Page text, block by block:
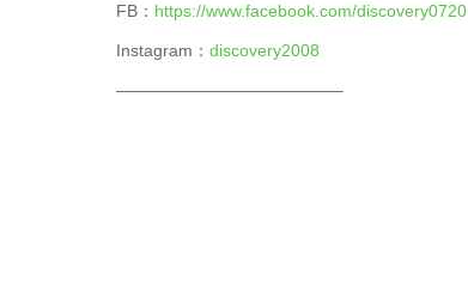
FB： https://www.facebook.com/discovery0720
Instagram： discovery2008
—————————————–